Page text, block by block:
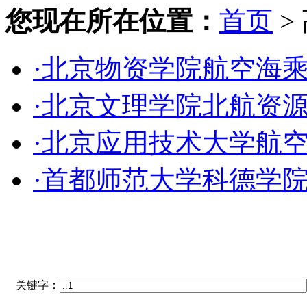
您现在所在位置： 首页 >
·北京物资学院航空海
·北京文理学院北航资
·北京应用技术大学航
·首都师范大学科德学
关键字：